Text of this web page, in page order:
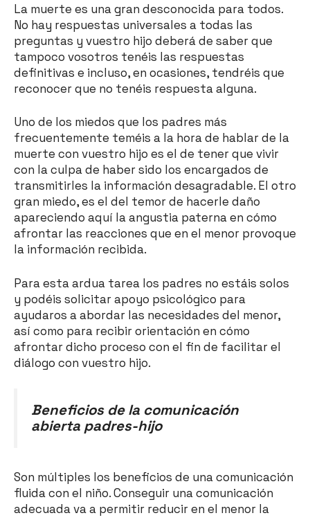
La muerte es una gran desconocida para todos.
No hay respuestas universales a todas las
preguntas y vuestro hijo deberá de saber que
tampoco vosotros tenéis las respuestas
definitivas e incluso, en ocasiones, tendréis que
reconocer que no tenéis respuesta alguna.
Uno de los miedos que los padres más
frecuentemente teméis a la hora de hablar de la
muerte con vuestro hijo es el de tener que vivir
con la culpa de haber sido los encargados de
transmitirles la información desagradable. El otro
gran miedo, es el del temor de hacerle daño
apareciendo aquí la angustia paterna en cómo
afrontar las reacciones que en el menor provoque
la información recibida.
Para esta ardua tarea los padres no estáis solos
y podéis solicitar apoyo psicológico para
ayudaros a abordar las necesidades del menor,
así como para recibir orientación en cómo
afrontar dicho proceso con el fin de facilitar el
diálogo con vuestro hijo.
Beneficios de la comunicación
abierta padres-hijo
Son múltiples los beneficios de una comunicación
fluida con el niño. Conseguir una comunicación
adecuada va a permitir reducir en el menor la